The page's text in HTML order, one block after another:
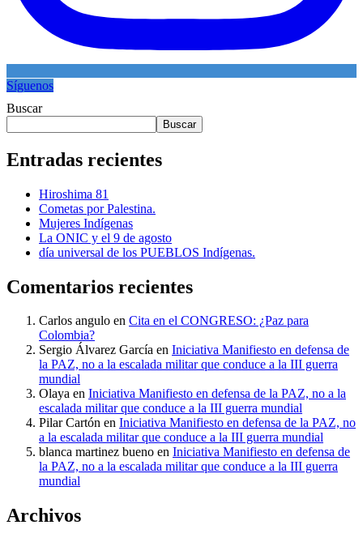
Síguenos
Buscar
Buscar
Entradas recientes
Hiroshima 81
Cometas por Palestina.
Mujeres Indígenas
La ONIC y el 9 de agosto
día universal de los PUEBLOS Indígenas.
Comentarios recientes
Carlos angulo en Cita en el CONGRESO: ¿Paz para
Colombia?
Sergio Álvarez García en Iniciativa Manifiesto en defensa de
la PAZ, no a la escalada militar que conduce a la III guerra
mundial
Olaya en Iniciativa Manifiesto en defensa de la PAZ, no a la
escalada militar que conduce a la III guerra mundial
Pilar Cartón en Iniciativa Manifiesto en defensa de la PAZ, no
a la escalada militar que conduce a la III guerra mundial
blanca martinez bueno en Iniciativa Manifiesto en defensa de
la PAZ, no a la escalada militar que conduce a la III guerra
mundial
Archivos